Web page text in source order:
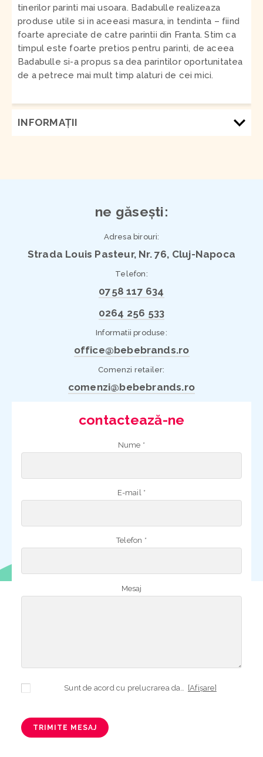
tinerilor parinti mai usoara. Badabulle realizeaza
produse utile si in aceeasi masura, in tendinta – fiind
foarte apreciate de catre parintii din Franta. Stim ca
timpul este foarte pretios pentru parinti, de aceea
Badabulle si-a propus sa dea parintilor oportunitatea
de a petrece mai mult timp alaturi de cei mici.
INFORMAŢII
ne găsești:
Adresa birouri:
Strada Louis Pasteur, Nr. 76, Cluj-Napoca
Telefon:
0758 117 634
0264 256 533
Informatii produse:
office@bebebrands.ro
Comenzi retailer:
comenzi@bebebrands.ro
contactează-ne
Nume *
E-mail *
Telefon *
Mesaj
[Afișare]
TRIMITE MESAJ